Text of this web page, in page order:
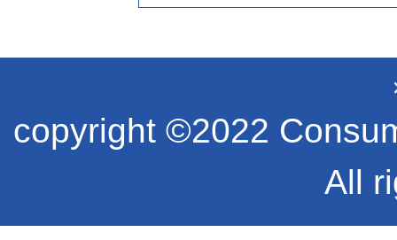
copyright ©2022
All